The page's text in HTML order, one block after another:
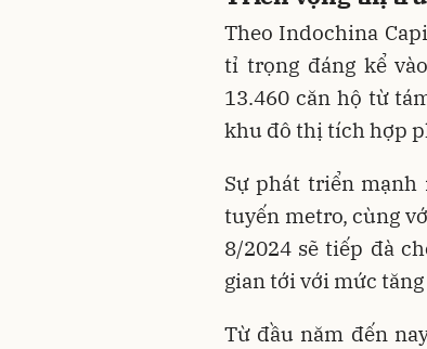
Theo Indochina
tỉ trọng đáng kể
13.460 căn hộ từ
khu đô thị tích hợp
Sự phát triển mạnh
tuyến metro, cùng
8/2024 sẽ tiếp đà
gian tới với mức
Từ đầu năm đến